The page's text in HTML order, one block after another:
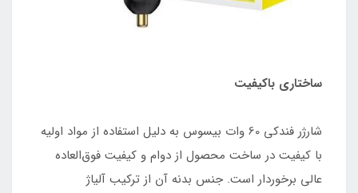
ساختاری باکیفیت
شارژر فندکی 60 وات بیسوس به دلیل استفاده از مواد اولیه
با کیفیت در ساخت محصول از دوام و کیفیت فوق‌العاده
عالی برخوردار است. جنس بدنه آن از ترکیب آلیاژ